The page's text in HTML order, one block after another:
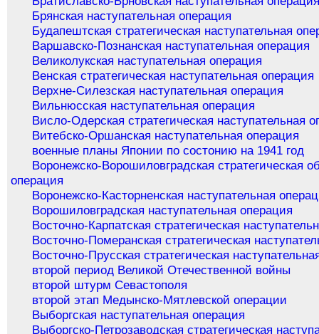
Брянская наступательная операция
Будапештская стратегическая наступательная
Варшавско-Познанская наступательная операция
Великолукская наступательная операция
Венская стратегическая наступательная операция
Верхне-Силезская наступательная операция
Вильнюсская наступательная операция
Висло-Одерская стратегическая наступательная
Витебско-Оршанская наступательная операция
военные планы Японии по состонию на 1941 год
Воронежско-Ворошиловградская стратегическая
операция
Воронежско-Касторненская наступательная
Ворошиловградская наступательная операция
Восточно-Карпатская стратегическая
Восточно-Померанская стратегическая
Восточно-Прусская стратегическая
второй период Великой Отечественной войны
второй штурм Севастополя
второй этап Медынско-Мятлевской операции
Выборгская наступательная операция
Выборгско-Петрозаводская стратегическая